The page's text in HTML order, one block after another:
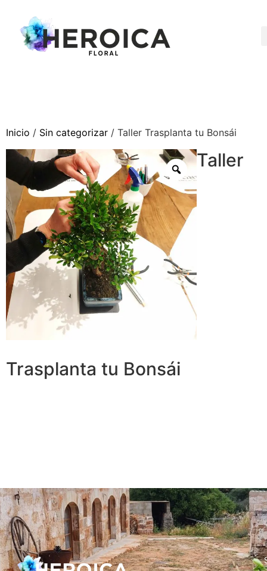
Inicio / Sin categorizar / Taller Trasplanta tu Bonsái
Taller
Trasplanta tu Bonsái